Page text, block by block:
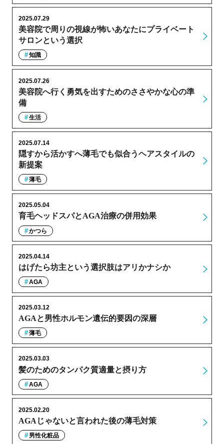
美容院で周りの視線が怖いあなたにプライベート
サロンという選択
2025.07.29
知識
美容院へ行く勇気を出すためのささやかな心の準
備
2025.07.26
生活
隠すから活かすへ薄毛でも似合うヘアスタイルの
新提案
2025.07.14
薄毛
育毛ヘッドスパとAGA治療の併用効果
2025.05.04
かつら
はげたら坊主という選択肢はアリかナシか
2025.04.14
AGA
AGAと男性ホルモン遺伝的要因の深層
2025.03.12
薄毛
髪のためのタンパク質適量と摂り方
2025.03.03
AGA
AGAじゃないと言われた後の薄毛対策
2025.02.20
男性化粧品